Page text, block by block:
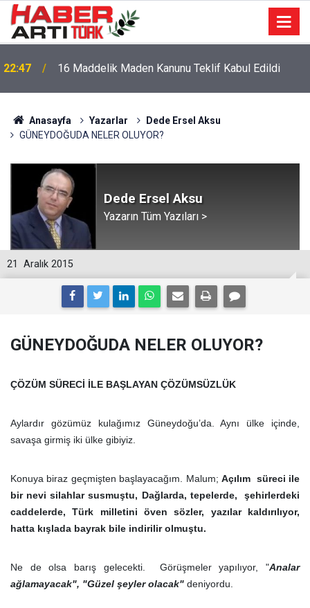
22:47 16 Maddelik Maden Kanunu Teklif Kabul Edildi
Anasayfa Yazarlar
Dede Ersel Aksu
GÜNEYDOĞUDA NELER OLUYOR?
Dede Ersel Aksu
Yazarın Tüm Yazıları >
21 Aralık 2015
GÜNEYDOĞUDA NELER OLUYOR?
ÇÖZÜM SÜRECİ İLE BAŞLAYAN ÇÖZÜMSÜZLÜK
Aylardır gözümüz kulağımız Güneydoğu’da. Aynı ülke içinde,
savaşa girmiş iki ülke gibiyiz.
Konuya biraz geçmişten başlayacağım. Malum; Açılım süreci ile
bir nevi silahlar susmuştu, Dağlarda, tepelerde, şehirlerdeki
caddelerde, Türk milletini öven sözler, yazılar kaldırılıyor,
hatta kışlada bayrak bile indirilir olmuştu.
Ne de olsa barış gelecekti. Görüşmeler yapılıyor, "Analar
ağlamayacak", "Güzel şeyler olacak" deniyordu.